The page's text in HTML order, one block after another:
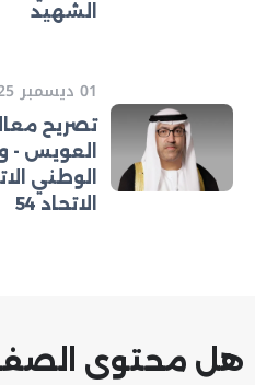
الشهيد
01 ديسمبر 2025
تصريح
العويس -
الوطني
الاتحاد 54
هل محتوى